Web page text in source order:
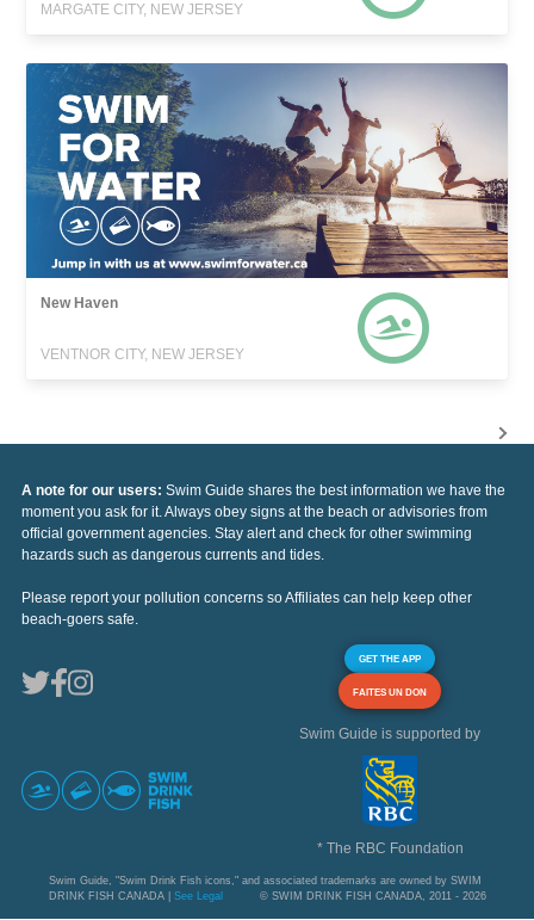
MARGATE CITY, NEW JERSEY
New Haven
VENTNOR CITY, NEW JERSEY
A note for our users: Swim Guide shares the best information we have the
moment you ask for it. Always obey signs at the beach or advisories from
official government agencies. Stay alert and check for other swimming
hazards such as dangerous currents and tides.
Please report your pollution concerns so Affiliates can help keep other
beach-goers safe.
GET THE APP
FAITES UN DON
Swim Guide is supported by
* The RBC Foundation
Swim Guide, "Swim Drink Fish icons," and associated trademarks are owned by SWIM
DRINK FISH CANADA | See Legal © SWIM DRINK FISH CANADA, 2011 - 2026